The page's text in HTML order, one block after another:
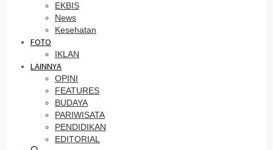
EKBIS
News
Kesehatan
FOTO
IKLAN
LAINNYA
OPINI
FEATURES
BUDAYA
PARIWISATA
PENDIDIKAN
EDITORIAL